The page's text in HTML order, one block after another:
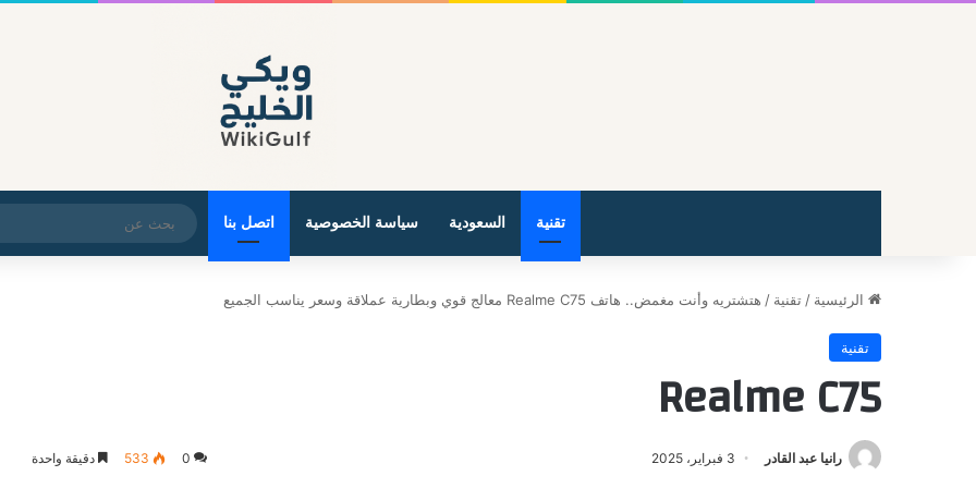
تقنية السعودية سياسة الخصوصية اتصل بنا
الرئيسية / تقنية / هتشتريه وأنت مغمض.. هاتف Realme C75 معالج قوي وبطارية عملاقة وسعر يناسب الجميع
تقنية
Realme C75
رانيا عبد القادر 3 فبراير، 2025 0
533 دقيقة واحدة